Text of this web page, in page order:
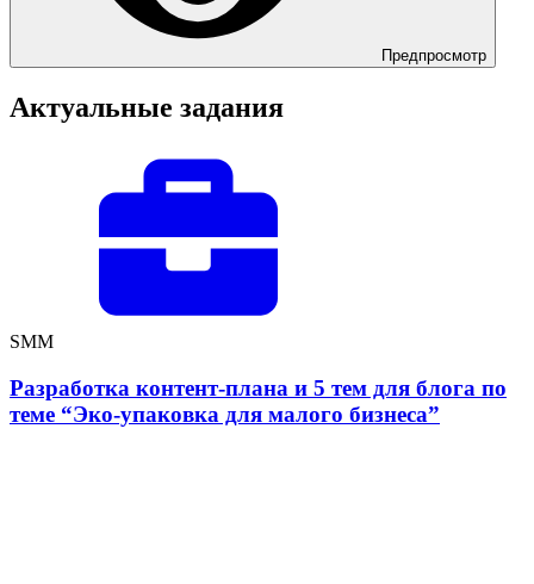
Предпросмотр
Актуальные задания
SMM
Разработка контент-плана и 5 тем для блога по
теме “Эко-упаковка для малого бизнеса”